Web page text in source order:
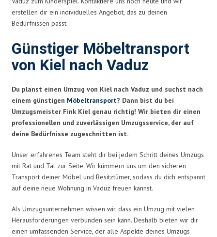
erstellen dir ein individuelles Angebot, das zu deinen
Bedürfnissen passt.
Günstiger Möbeltransport
von Kiel nach Vaduz
Du planst einen Umzug von Kiel nach Vaduz und suchst nach
einem günstigen Möbeltransport? Dann bist du bei
Umzugsmeister Fink Kiel genau richtig! Wir bieten dir einen
professionellen und zuverlässigen Umzugsservice, der auf
deine Bedürfnisse zugeschnitten ist.
Unser erfahrenes Team steht dir bei jedem Schritt deines Umzugs
mit Rat und Tat zur Seite. Wir kümmern uns um den sicheren
Transport deiner Möbel und Besitztümer, sodass du dich entspannt
auf deine neue Wohnung in Vaduz freuen kannst.
Als Umzugsunternehmen wissen wir, dass ein Umzug mit vielen
Herausforderungen verbunden sein kann. Deshalb bieten wir dir
einen umfassenden Service, der alle Aspekte deines Umzugs